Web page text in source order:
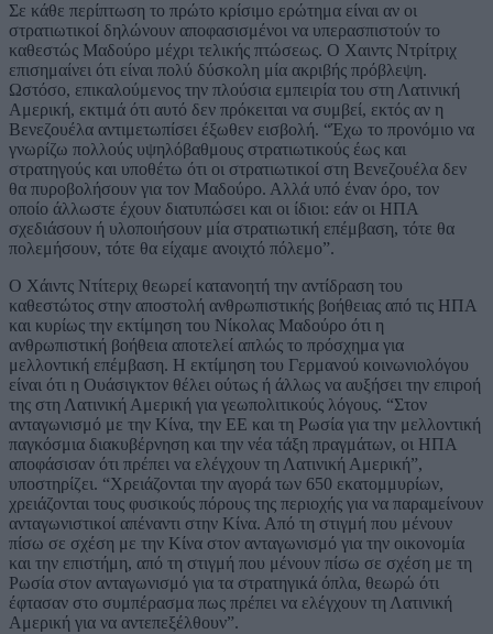
Σε κάθε περίπτωση το πρώτο κρίσιμο ερώτημα είναι αν οι
στρατιωτικοί δηλώνουν αποφασισμένοι να υπερασπιστούν το
καθεστώς Μαδούρο μέχρι τελικής πτώσεως. Ο Χαιντς Ντρίτριχ
επισημαίνει ότι είναι πολύ δύσκολη μία ακριβής πρόβλεψη.
Ωστόσο, επικαλούμενος την πλούσια εμπειρία του στη Λατινική
Αμερική, εκτιμά ότι αυτό δεν πρόκειται να συμβεί, εκτός αν η
Βενεζουέλα αντιμετωπίσει έξωθεν εισβολή. “Έχω το προνόμιο να
γνωρίζω πολλούς υψηλόβαθμους στρατιωτικούς έως και
στρατηγούς και υποθέτω ότι οι στρατιωτικοί στη Βενεζουέλα δεν
θα πυροβολήσουν για τον Μαδούρο. Αλλά υπό έναν όρο, τον
οποίο άλλωστε έχουν διατυπώσει και οι ίδιοι: εάν οι ΗΠΑ
σχεδιάσουν ή υλοποιήσουν μία στρατιωτική επέμβαση, τότε θα
πολεμήσουν, τότε θα είχαμε ανοιχτό πόλεμο”.
Ο Χάιντς Ντίτεριχ θεωρεί κατανοητή την αντίδραση του
καθεστώτος στην αποστολή ανθρωπιστικής βοήθειας από τις ΗΠΑ
και κυρίως την εκτίμηση του Νίκολας Μαδούρο ότι η
ανθρωπιστική βοήθεια αποτελεί απλώς το πρόσχημα για
μελλοντική επέμβαση. Η εκτίμηση του Γερμανού κοινωνιολόγου
είναι ότι η Ουάσιγκτον θέλει ούτως ή άλλως να αυξήσει την επιροή
της στη Λατινική Αμερική για γεωπολιτικούς λόγους. “Στον
ανταγωνισμό με την Κίνα, την ΕΕ και τη Ρωσία για την μελλοντική
παγκόσμια διακυβέρνηση και την νέα τάξη πραγμάτων, οι ΗΠΑ
αποφάσισαν ότι πρέπει να ελέγχουν τη Λατινική Αμερική”,
υποστηρίζει. “Χρειάζονται την αγορά των 650 εκατομμυρίων,
χρειάζονται τους φυσικούς πόρους της περιοχής για να παραμείνουν
ανταγωνιστικοί απέναντι στην Κίνα. Από τη στιγμή που μένουν
πίσω σε σχέση με την Κίνα στον ανταγωνισμό για την οικονομία
και την επιστήμη, από τη στιγμή που μένουν πίσω σε σχέση με τη
Ρωσία στον ανταγωνισμό για τα στρατηγικά όπλα, θεωρώ ότι
έφτασαν στο συμπέρασμα πως πρέπει να ελέγχουν τη Λατινική
Αμερική για να αντεπεξέλθουν”.